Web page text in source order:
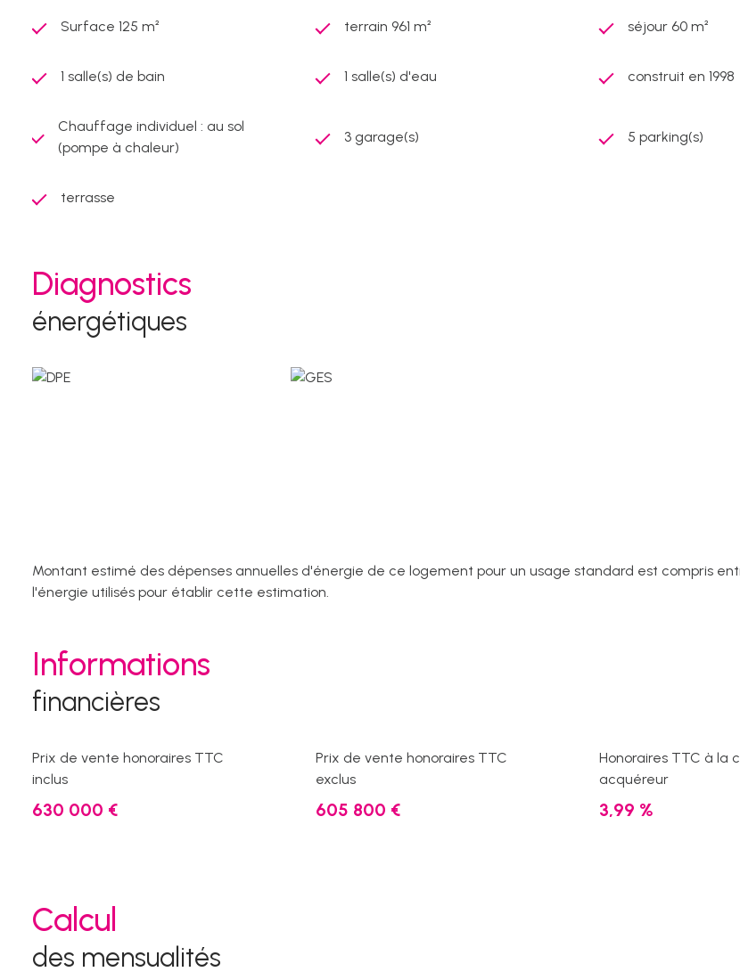
Surface 125 m² terrain 961 m² séjour 60 m²
1 salle(s) de bain 1 salle(s) d'eau construit en 1998
Chauffage individuel : au sol
(pompe à chaleur)
3 garage(s) 5 parking(s)
terrasse
Diagnostics
énergétiques
Montant estimé des dépenses annuelles d'énergie de ce logement pour un usage standard est compris
l'énergie utilisés pour établir cette estimation.
Informations
financières
Prix de vente honoraires TTC
inclus
630 000 €
Prix de vente honoraires TTC
exclus
605 800 €
Honoraires TTC à la
acquéreur
3,99 %
Calcul
des mensualités